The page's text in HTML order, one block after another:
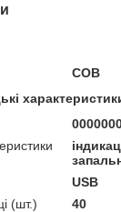
COB
USB
(шт.)
40